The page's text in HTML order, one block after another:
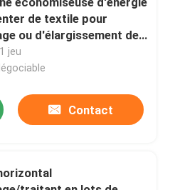
la chaleur
de textile pour
ou d'élargissement des
jeu
Contact